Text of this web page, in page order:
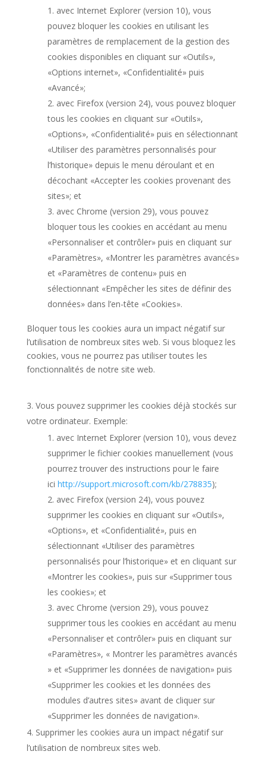
avec Internet Explorer (version 10), vous
pouvez bloquer les cookies en utilisant les
paramètres de remplacement de la gestion des
cookies disponibles en cliquant sur «Outils»,
«Options internet», «Confidentialité» puis
«Avancé»;
avec Firefox (version 24), vous pouvez bloquer
tous les cookies en cliquant sur «Outils»,
«Options», «Confidentialité» puis en sélectionnant
«Utiliser des paramètres personnalisés pour
l’historique» depuis le menu déroulant et en
décochant «Accepter les cookies provenant des
sites»; et
avec Chrome (version 29), vous pouvez
bloquer tous les cookies en accédant au menu
«Personnaliser et contrôler» puis en cliquant sur
«Paramètres», «Montrer les paramètres avancés»
et «Paramètres de contenu» puis en
sélectionnant «Empêcher les sites de définir des
données» dans l’en-tête «Cookies».
Bloquer tous les cookies aura un impact négatif sur
l’utilisation de nombreux sites web. Si vous bloquez les
cookies, vous ne pourrez pas utiliser toutes les
fonctionnalités de notre site web.
Vous pouvez supprimer les cookies déjà stockés sur
votre ordinateur. Exemple:
avec Internet Explorer (version 10), vous devez
supprimer le fichier cookies manuellement (vous
pourrez trouver des instructions pour le faire
ici http://support.microsoft.com/kb/278835);
avec Firefox (version 24), vous pouvez
supprimer les cookies en cliquant sur «Outils»,
«Options», et «Confidentialité», puis en
sélectionnant «Utiliser des paramètres
personnalisés pour l’historique» et en cliquant sur
«Montrer les cookies», puis sur «Supprimer tous
les cookies»; et
avec Chrome (version 29), vous pouvez
supprimer tous les cookies en accédant au menu
«Personnaliser et contrôler» puis en cliquant sur
«Paramètres», « Montrer les paramètres avancés
» et «Supprimer les données de navigation» puis
«Supprimer les cookies et les données des
modules d’autres sites» avant de cliquer sur
«Supprimer les données de navigation».
Supprimer les cookies aura un impact négatif sur
l’utilisation de nombreux sites web.